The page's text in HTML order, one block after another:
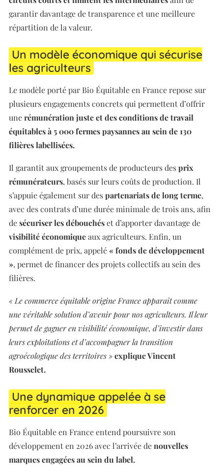
garantir davantage de transparence et une meilleure
répartition de la valeur.
Un modèle économique qui sécurise
les agriculteurs
Le modèle porté par Bio Équitable en France repose sur
plusieurs engagements concrets qui permettent d’offrir
unerémunération juste et des conditions de travail
équitables à 5 000 fermes paysannes au sein de 130
filières labellisées.
Il garantit aux groupements de producteurs desprix
rémunérateurs, basés sur leurs coûts de production. Il
s’appuie également sur despartenariats de long terme,
avec des contrats d’une durée minimale de trois ans, afin
desécuriser les débouchéset d’apporter davantage de
visibilité économiqueaux agriculteurs. Enfin, un
complément de prix, appelé« fonds de développement
», permet de financer des projets collectifs au sein des
filières.
« Le commerce équitable origine France apparaît comme
une véritable solution d’avenir pour nos agriculteurs. Il leur
permet de gagner en visibilité économique, d’investir dans
leurs exploitations et d’accompagner la transition
agroécologique des territoires »explique Vincent
Rousselet.
Une dynamique appelée à se
renforcer en 2026
Bio Équitable en France entend poursuivre son
développement en 2026 avec l’arrivée denouvelles
marques engagées au sein du label.